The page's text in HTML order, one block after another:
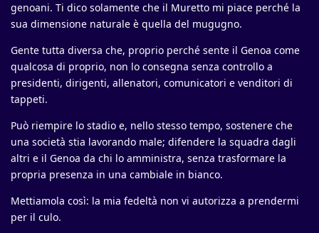
genoani. Ti dico solamente che il Muretto mi piace perché la
sua dimensione naturale è quella del mugugno.
Gente tutta diversa che, proprio perché sente il Genoa come
qualcosa di proprio, non lo consegna senza controllo a
presidenti, dirigenti, allenatori, comunicatori e venditori di
tappeti.
Può riempire lo stadio e, nello stesso tempo, sostenere che
una società stia lavorando male; difendere la squadra dagli
altri e il Genoa da chi lo amministra, senza trasformare la
propria presenza in una cambiale in bianco.
Mettiamola così: la mia fedeltà non vi autorizza a prendermi
per il culo.